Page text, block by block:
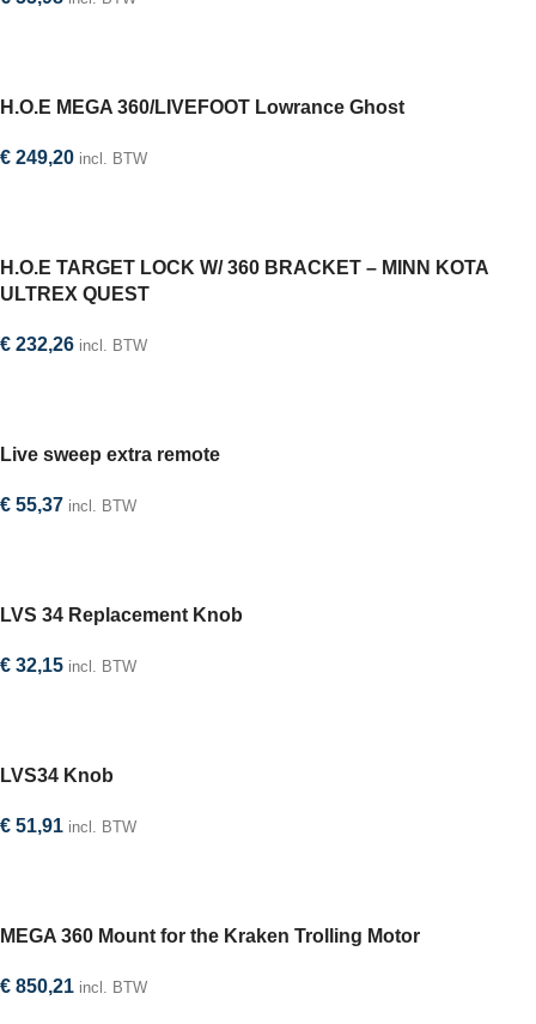
H.O.E MEGA 360/LIVEFOOT Lowrance Ghost
€ 249,20 incl. BTW
H.O.E TARGET LOCK W/ 360 BRACKET – MINN KOTA
ULTREX QUEST
€ 232,26 incl. BTW
Live sweep extra remote
€ 55,37 incl. BTW
LVS 34 Replacement Knob
€ 32,15 incl. BTW
LVS34 Knob
€ 51,91 incl. BTW
MEGA 360 Mount for the Kraken Trolling Motor
€ 850,21 incl. BTW